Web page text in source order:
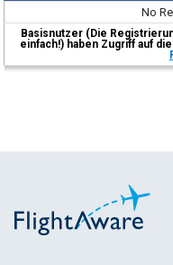
No
Basisnutzer (Die
einfach!) haben Zugriff auf